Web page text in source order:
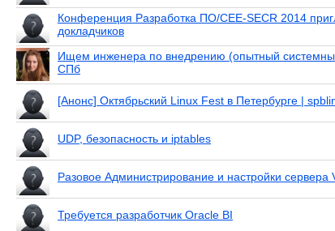
Конференция Разработка ПО/CEE-SECR 2014
докладчиков
Ищем инженера по внедрению (опытный
СПб
[Анонс] Октябрьский Linux Fest в Петербурге |
UDP, безопасность и iptables
Разовое Администрирование и настройки сервера
Требуется разработчик Oracle BI